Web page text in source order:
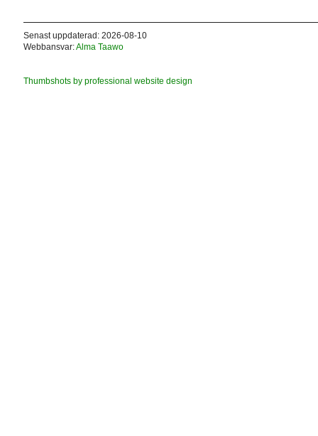
Senast uppdaterad: 2026-08-10
Webbansvar:Alma Taawo
Thumbshots by professional website design